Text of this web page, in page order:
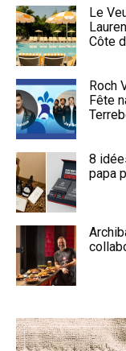
Le
Côte
Roch
Fête
8
papa